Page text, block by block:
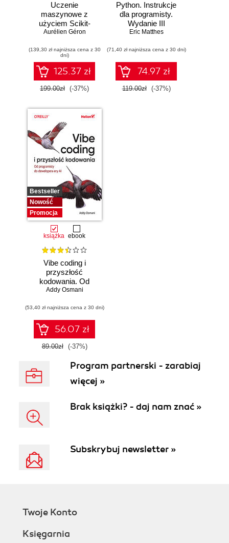
Uczenie
maszynowe z
użyciem Scikit-
Learn i PyTorch.
narzędzia i techniki
umożliwiające
konstruowanie
inteligentnych
systemów
Aurélien Géron
(139,30 zł najniższa cena z 30
dni)
125.37 zł
199.00zł (-37%)
Python. Instrukcje
dla programisty.
Wydanie III
Eric Matthes
(71,40 zł najniższa cena z 30 dni)
74.97 zł
119.00zł (-37%)
Bestseller
Nowość
Promocja
książka ebook
Vibe coding i
przyszłość
kodowania. Od
programisty do
Addy Osmani
(53,40 zł najniższa cena z 30 dni)
56.07 zł
89.00zł (-37%)
Program partnerski - zarabiaj
więcej »
Brak książki? - daj nam znać »
Subskrybuj newsletter »
Twoje Konto
Księgarnia